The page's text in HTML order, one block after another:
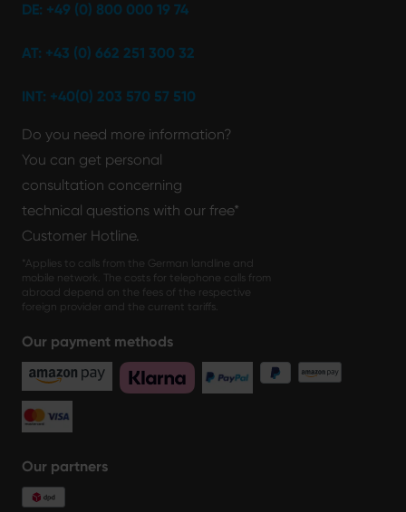
DE: +49 (0) 800 000 19 74
AT: +43 (0) 662 251 300 32
INT: +40(0) 203 570 57 510
Do you need more information?
You can get personal
consultation concerning
technical questions with our free*
Customer Hotline.
*Applies to calls from the German landline and
mobile network. The costs for telephone calls from
abroad depend on the fees of the respective
foreign provider and the current tariffs.
Our payment methods
Our partners